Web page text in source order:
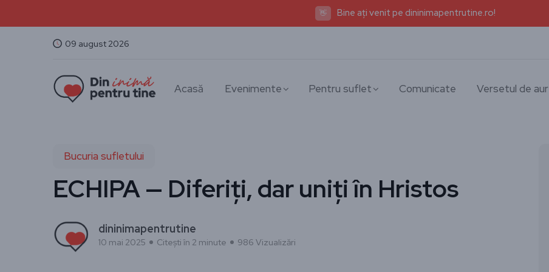
👋 Bine ați venit pe dininimapentrutine.ro!
09 august 2026
Acasă Evenimente Pentru suflet Comunicate Versetul de aur
Bucuria sufletului
ECHIPA — Diferiți, dar uniți în Hristos
dininimapentrutine
10 mai 2025 Citești în 2 minute 986 Vizualizări